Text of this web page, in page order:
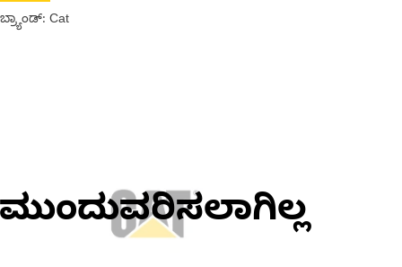
ಬ್ರ್ಯಾಂಡ್: Cat
ಮುಂದುವರಿಸಲಾಗಿಲ್ಲ